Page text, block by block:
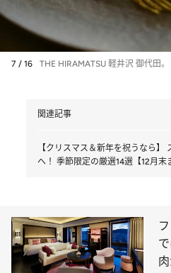
7 / 16 THE HIRAMATSU 軽井沢 御代田。
関連記事
【クリスマス＆新年を祝うなら】
へ！ 季節限定の厳選14選【12月末